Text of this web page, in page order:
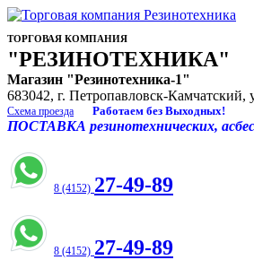
ТОРГОВАЯ КОМПАНИЯ
"РЕЗИНОТЕХНИКА"
Магазин "Резинотехника-1"
683042, г. Петропавловск-Камчатский,
Схема проезда Работаем без Выходных!
ПОСТАВКА резинотехнических,
8 (4152) 27-49-89
8 (4152) 27-49-89